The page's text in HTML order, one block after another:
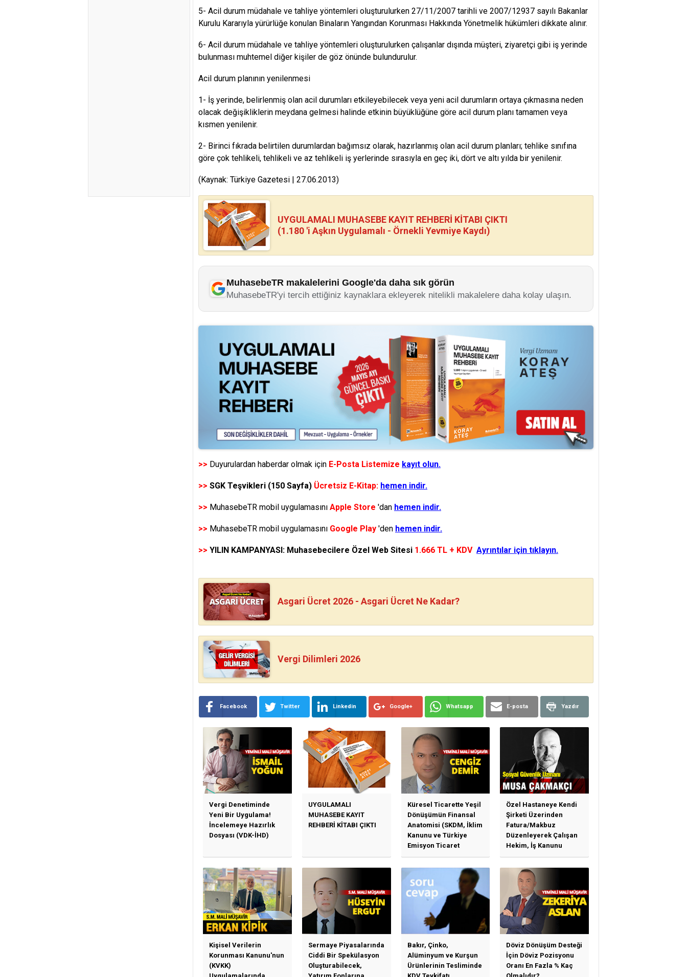
5- Acil durum müdahale ve tahliye yöntemleri oluşturulurken 27/11/2007 tarihli ve 2007/12937 sayılı Bakanlar
Kurulu Kararıyla yürürlüğe konulan Binaların Yangından Korunması Hakkında Yönetmelik hükümleri dikkate alınır.
6- Acil durum müdahale ve tahliye yöntemleri oluşturulurken çalışanlar dışında müşteri, ziyaretçi gibi iş yerinde
bulunması muhtemel diğer kişiler de göz önünde bulundurulur.
Acil durum planının yenilenmesi
1- İş yerinde, belirlenmiş olan acil durumları etkileyebilecek veya yeni acil durumların ortaya çıkmasına neden
olacak değişikliklerin meydana gelmesi halinde etkinin büyüklüğüne göre acil durum planı tamamen veya
kısmen yenilenir.
2- Birinci fıkrada belirtilen durumlardan bağımsız olarak, hazırlanmış olan acil durum planları; tehlike sınıfına
göre çok tehlikeli, tehlikeli ve az tehlikeli iş yerlerinde sırasıyla en geç iki, dört ve altı yılda bir yenilenir.
(Kaynak: Türkiye Gazetesi | 27.06.2013)
UYGULAMALI MUHASEBE KAYIT REHBERİ KİTABI ÇIKTI
(1.180 'i Aşkın Uygulamalı - Örnekli Yevmiye Kaydı)
MuhasebeTR makalelerini Google'da daha sık görün
MuhasebeTR'yi tercih ettiğiniz kaynaklara ekleyerek nitelikli makalelere daha kolay ulaşın.
>> Duyurulardan haberdar olmak için E-Posta Listemize kayıt olun.
>> SGK Teşvikleri (150 Sayfa) Ücretsiz E-Kitap: hemen indir.
>> MuhasebeTR mobil uygulamasını Apple Store 'dan hemen indir.
>> MuhasebeTR mobil uygulamasını Google Play 'den hemen indir.
>> YILIN KAMPANYASI: Muhasebecilere Özel Web Sitesi 1.666 TL + KDV Ayrıntılar için tıklayın.
Asgari Ücret 2026 - Asgari Ücret Ne Kadar?
Vergi Dilimleri 2026
Facebook Twitter Linkedin Google+ Whatsapp E-posta Yazdır
Vergi Denetiminde
Yeni Bir Uygulama!
İncelemeye Hazırlık
Dosyası (VDK-İHD)
UYGULAMALI
MUHASEBE KAYIT
REHBERİ KİTABI ÇIKTI
Küresel Ticarette Yeşil
Dönüşümün Finansal
Anatomisi (SKDM, İklim
Kanunu ve Türkiye
Emisyon Ticaret
Sistemi (TR-ETS)
Özel Hastaneye Kendi
Şirketi Üzerinden
Fatura/Makbuz
Düzenleyerek Çalışan
Hekim, İş Kanunu
Hükümlerinden
Kişisel Verilerin
Korunması Kanunu'nun
(KVKK)
Sermaye Piyasalarında
Ciddi Bir Spekülasyon
Oluşturabilecek,
Bakır, Çinko,
Alüminyum ve Kurşun
Ürünlerinin Tesliminde
Döviz Dönüşüm Desteği
İçin Döviz Pozisyonu
Oranı En Fazla % Kaç